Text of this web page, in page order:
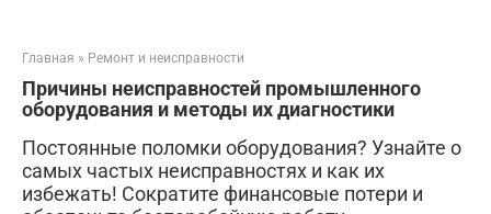
Главная » Ремонт и неисправности
Причины неисправностей промышленного
оборудования и методы их диагностики
Постоянные поломки оборудования? Узнайте о
самых частых неисправностях и как их
избежать! Сократите финансовые потери и